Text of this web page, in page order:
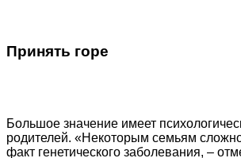
Принять горе
Большое значение имеет
родителей. «Некоторым семьям
факт генетического заболевания, –